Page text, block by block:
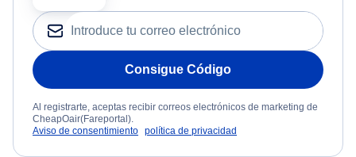
Consigue Código
Al registrarte, aceptas recibir correos electrónicos de marketing de
CheapOair(Fareportal).
Aviso de consentimiento política de privacidad